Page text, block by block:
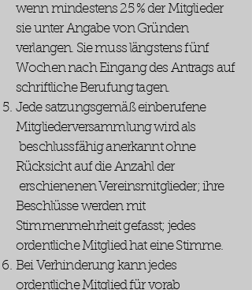
wenn mindestens 25 % der Mitglieder
sie unter Angabe von Gründen
verlangen. Sie muss längstens fünf
Wochen nach Eingang des Antrags auf
schriftliche Berufung tagen.
Jede satzungsgemäß einberufene
Mitgliederversammlung wird als
beschlussfähig anerkannt ohne
Rücksicht auf die Anzahl der
erschienenen Vereinsmitglieder; ihre
Beschlüsse werden mit
Stimmenmehrheit gefasst; jedes
ordentliche Mitglied hat eine Stimme.
Bei Verhinderung kann jedes
ordentliche Mitglied für vorab